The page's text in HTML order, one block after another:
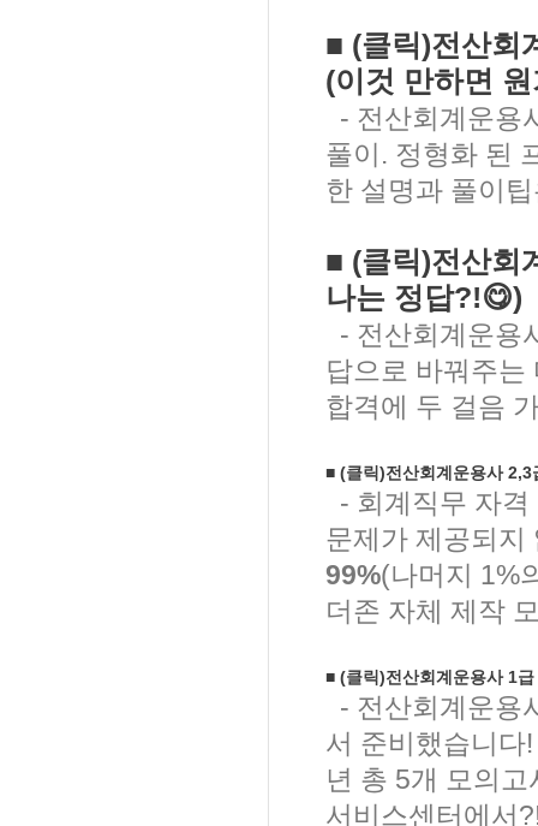
■ (클릭)전산회
(이것 만하면
- 전산회계운용
풀이. 정형화 된
한 설명과 풀이
■ (클릭)전산회
나는 정답?!😋)
- 전산회계운용
답으로 바꿔주는
합격에 두 걸음
■ (클릭)전산회계운용사
- 회계직무 자
문제가 제공되
99%(나머지 1%
더존 자체 제작
■ (클릭)전산회계운용사 1
- 전산회계운용
서 준비했습니다
년 총 5개 모의
서비스센터에서